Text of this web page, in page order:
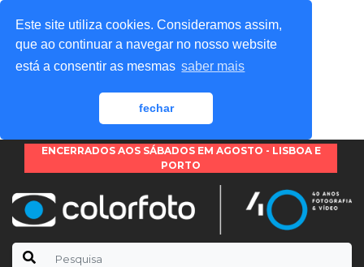
Este site utiliza cookies. Consideramos assim,
que ao continuar a navegar no nosso website
está a consentir as mesmas saber mais
fechar
ENCERRADOS AOS SÁBADOS EM AGOSTO - LISBOA E
PORTO